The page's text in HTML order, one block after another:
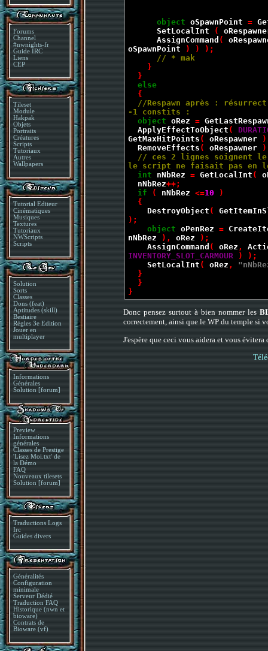
Forums
Channel
#nwnights-fr
Guide IRC
Liens
CEP
Tileset
Module
Hakpak
Objets
Portraits
Créatures
Scripts
Tutoriaux
Autres
Wallpapers
Tutorial Editeur
Cinématiques
Musiques
Textures
Tutoriaux
NWScripts
Scripts
Solution
Sorts
Classes
Dons (feat)
Aptitudes (skill)
Bestiaire
Règles 3e Edition
Jouer en
multiplayer
Informations
Générales
Solution [forum]
Preview
Informations
générales
Classes de Prestige
'Lisez Moi.txt' de
la Démo
FAQ
Nouveaux tilesets
Solution [forum]
Traductions Logs
Irc
Guides divers
Généralités
Configuration
minimale
Serveur Dédié
Traduction FAQ
Historique (nwn et
bioware)
Contrats de
Bioware (vf)
object oSpawnPoint =
SetLocalInt (
AssignCommand (
oSpawnPoint ) ) );
// * mak
}
}
else
{
//Respawn après :
-1 constits :
object
oRez =
ApplyEffectToObject (
GetMaxHitPoints (oRespawner
RemoveEffects (oRespawner
// ces 2 lignes soignent le
le script ne faisait pas en le
int
nNbRez =GetLocalInt (
nNbRez++;
if ( nNbRez <=10 )
{
DestroyObject (
);
object
oPenRez =
nNbRez ),oRez );
AssignCommand (oRez ,
INVENTORY_SLOT_CARMOUR ) );
SetLocalInt (oRez ,
}
}
}
Donc pensez surtout à bien nommer les
correctement, ainsi que le WP du temple si
J'espère que ceci vous aidera et vous